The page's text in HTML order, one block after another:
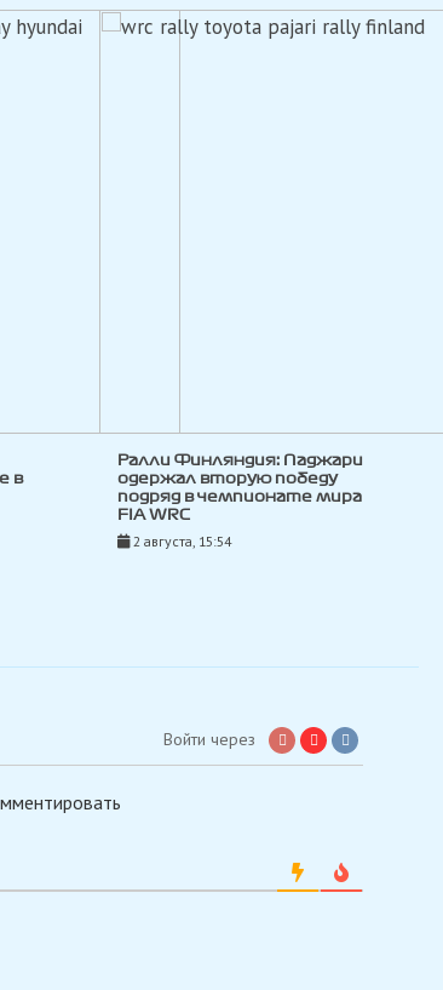
в
Ралли Финляндия: Паджари
одержал вторую победу
подряд в чемпионате мира
FIA WRC
2 августа, 15:54
Войти через